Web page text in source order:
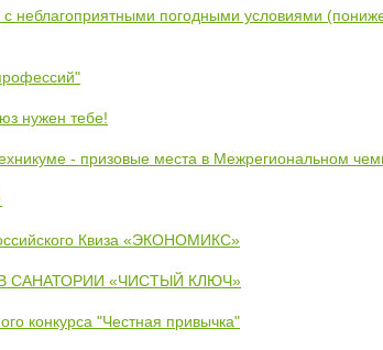
с неблагоприятными погодными условиями
нужен тебе!
- призовые места в Межрегиональном
Квиза «ЭКОНОМИКС»
САНАТОРИИ «ЧИСТЫЙ КЛЮЧ»
конкурса "Честная привычка"